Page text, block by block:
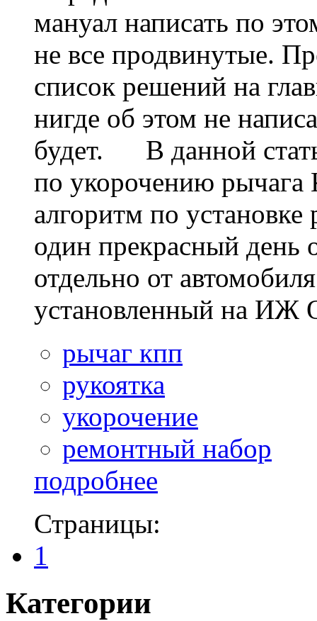
мануал написать по
не все продвинутые.
список решений на
нигде об этом не
будет. В данной
по укорочению
алгоритм по
один прекрасный день
отдельно от
установленный на ИЖ
рычаг кпп
рукоятка
укорочение
ремонтный набор
подробнее
Страницы:
1
Категории